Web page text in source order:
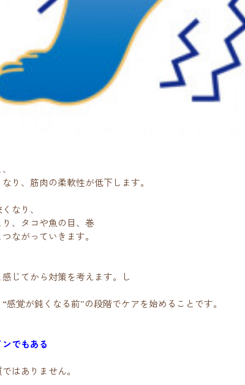
り、筋肉の柔軟性が低下します。
なり、
、タコや魚の目、巻
ながっていきます。
じてから対策を考えます。し
感覚が鈍くなる前”の段階でケアを始めることです。
でもある
はありません。